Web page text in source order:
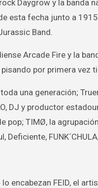
Daygrow y la banda
esta fecha junto a
Band.
Arcade Fire y la
por primera vez
una generación;
DJ y productor
TIMØ, la
encabezan FEID, el